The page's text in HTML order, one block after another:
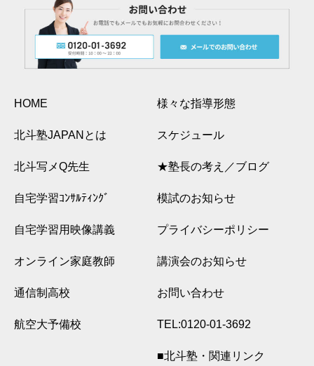
HOME
北斗塾JAPANとは
北斗写メQ先生
自宅学習ｺﾝｻﾙﾃｨﾝｸﾞ
自宅学習用映像講義
オンライン家庭教師
通信制高校
航空大予備校
様々な指導形態
スケジュール
★塾長の考え／ブログ
模試のお知らせ
プライバシーポリシー
講演会のお知らせ
お問い合わせ
TEL:0120-01-3692
■北斗塾・関連リンク